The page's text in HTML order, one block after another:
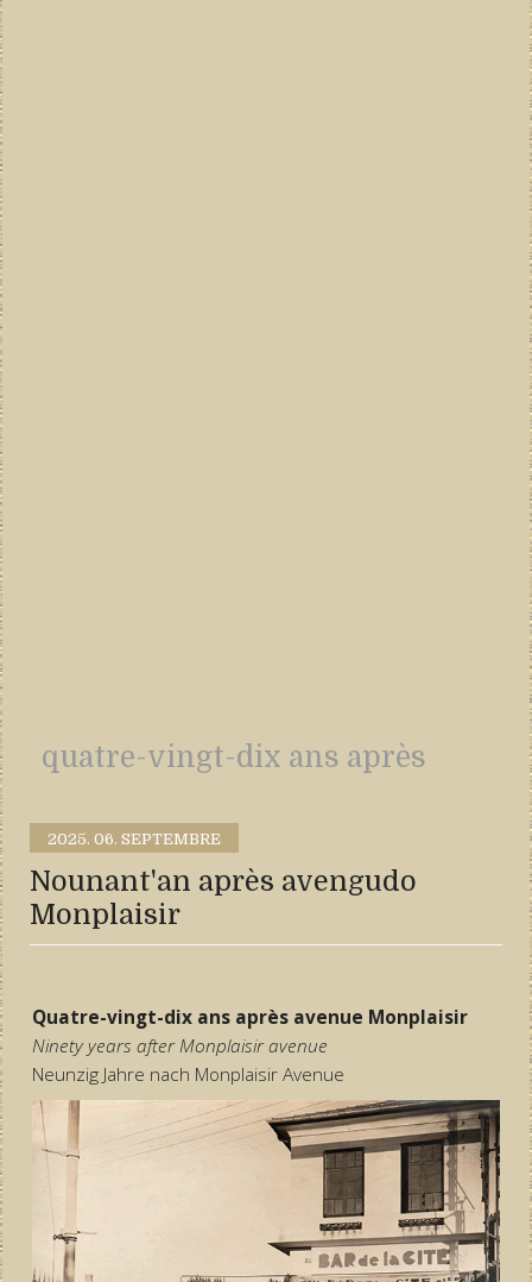
quatre-vingt-dix ans après
2025. 06. SEPTEMBRE
Nounant'an après avengudo
Monplaisir
Quatre-vingt-dix ans après avenue Monplaisir
Ninety years after Monplaisir avenue
Neunzig Jahre nach Monplaisir Avenue